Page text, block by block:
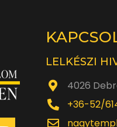
LELKÉSZI
4026
+36-52/